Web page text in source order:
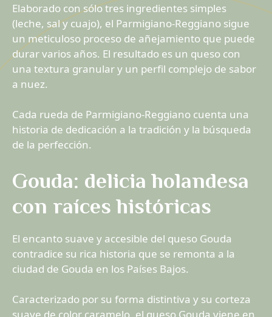
Elaborado con sólo tres ingredientes simples
(leche, sal y cuajo), el Parmigiano-Reggiano sigue
un meticuloso proceso de añejamiento que puede
durar varios años. El resultado es un queso con
una textura granular y un perfil complejo de sabor
a nuez.
Cada rueda de Parmigiano-Reggiano cuenta una
historia de dedicación a la tradición y la búsqueda
de la perfección.
Gouda: delicia holandesa
con raíces históricas
El encanto suave y accesible del queso Gouda
contradice su rica historia que se remonta a la
ciudad de Gouda en los Países Bajos.
Caracterizado por su forma distintiva y su corteza